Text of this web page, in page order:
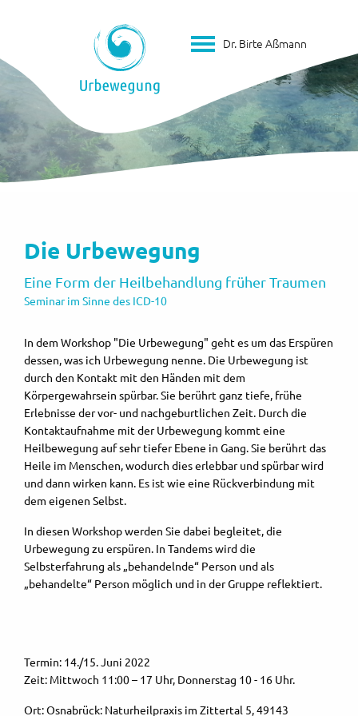
Dr. Birte Aßmann
Die Urbewegung
Eine Form der Heilbehandlung früher Traumen
Seminar im Sinne des ICD-10
In dem Workshop "Die Urbewegung" geht es um das Erspüren
dessen, was ich Urbewegung nenne. Die Urbewegung ist
durch den Kontakt mit den Händen mit dem
Körpergewahrsein spürbar. Sie berührt ganz tiefe, frühe
Erlebnisse der vor- und nachgeburtlichen Zeit. Durch die
Kontaktaufnahme mit der Urbewegung kommt eine
Heilbewegung auf sehr tiefer Ebene in Gang. Sie berührt das
Heile im Menschen, wodurch dies erlebbar und spürbar wird
und dann wirken kann. Es ist wie eine Rückverbindung mit
dem eigenen Selbst.
In diesen Workshop werden Sie dabei begleitet, die
Urbewegung zu erspüren. In Tandems wird die
Selbsterfahrung als „behandelnde“ Person und als
„behandelte“ Person möglich und in der Gruppe reflektiert.
Termin: 14./15. Juni 2022
Zeit: Mittwoch 11:00 – 17 Uhr, Donnerstag 10 - 16 Uhr.
Ort: Osnabrück: Naturheilpraxis im Zittertal 5, 49143